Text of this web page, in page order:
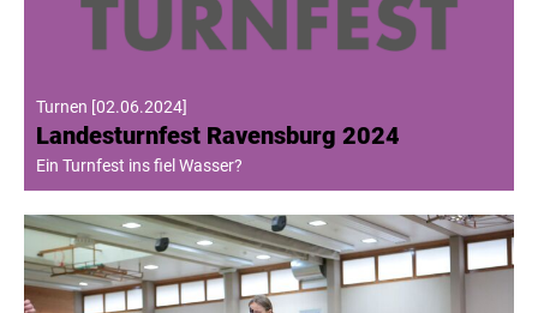
Turnen [02.06.2024]
Landesturnfest Ravensburg 2024
Ein Turnfest ins fiel Wasser?